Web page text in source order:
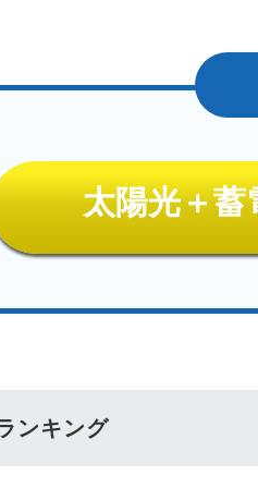
太陽光＋蓄
ンキング